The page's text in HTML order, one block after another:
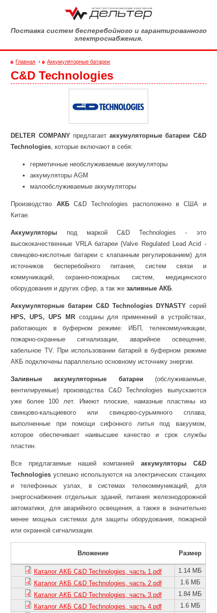
Поставка систем бесперебойного и гарантированного
электроснабжения.
Вы здесь
Главная › Аккумуляторные батареи
C&D Technologies
DELTER COMPANYпредлагаетаккумуляторные батареи C&D
Technologies, которые включают в себя:
герметичные необслуживаемые аккумуляторы
аккумуляторы AGM
малообслуживаемые аккумуляторы
Производство АКБC&D Technologies расположено в США и
Китае.
Аккумуляторы под маркой C&D Technologies - это
высококачественные VRLA батареи (Valve Regulated Lead Acid -
свинцово-кислотные батареи с клапанным регулированием) для
источников бесперебойного питания, систем связи и
коммуникаций, охранно-пожарных систем, медицинского
оборудования и других сфер, а так жезаливные АКБ.
Аккумуляторные батареиC&D Technologies DYNASTY серий
HPS, UPS, UPS MRсозданы для применений в устройствах,
работающих в буферном режиме: ИБП, телекоммуникации,
пожарно-охранные сигнализации, аварийное освещение,
кабельное ТV. При использовании батарей в буферном режиме
АКБ подключены параллельно основному источнику энергии.
Заливные аккумуляторные батареи (обслуживаемые,
вентилируемые) производства C&D Technologies выпускаются
уже более 100 лет. Имеют плоские, намазные пластины из
свинцово-кальциевого или свинцово-сурьмяного сплава,
выполненные при помощи сифонного литья под вакуумом,
которое обеспечивает наивысшее качество и срок службы
пластин.
Все предлагаемые нашей компанией аккумуляторы С&D
Technologies успешно используются на электрических станциях
и телефонных узлах, в системах телекоммуникаций, для
энергоснабжения отдельных зданий, питания железнодорожной
автоматики, для аварийного освещения, а также в значительно
менее мощных системах для защиты оборудования, пожарной
или охранной сигнализации.
Вложение Размер
Каталог АКБ C&D Technologies, часть 1.pdf
1.14 МБ
Каталог АКБ C&D Technologies, часть 2.pdf
1.6 МБ
Каталог АКБ C&D Technologies, часть 3.pdf
1.84 МБ
Каталог АКБ C&D Technologies, часть 4.pdf
1.6 МБ